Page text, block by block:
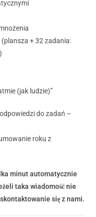
(plansza + 32 zadania:
(jak ludzie)”
do zadań –
roku z
minut automatycznie
taka wiadomość nie
się z nami.